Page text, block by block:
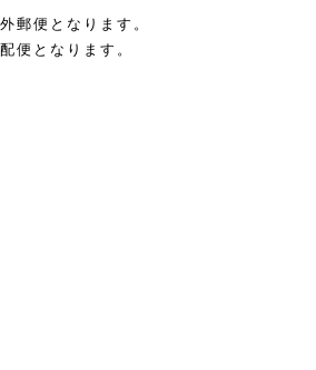
郵便となります。
便となります。